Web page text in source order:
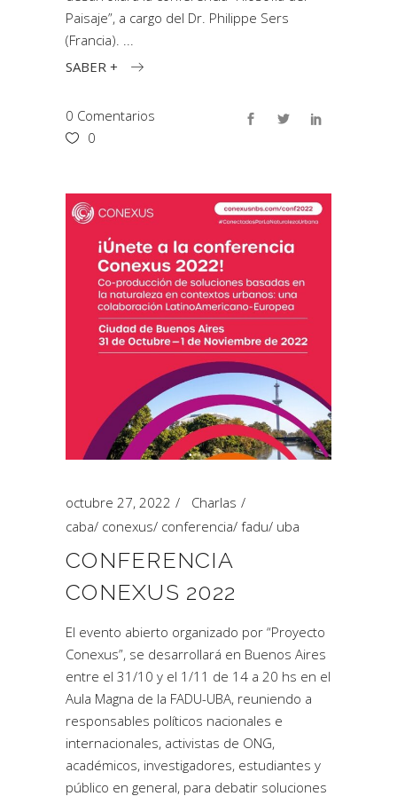
Paisaje”, a cargo del Dr. Philippe Sers
(Francia).
SABER +
0 Comentarios
0
octubre 27, 2022
Charlas
caba/ conexus/ conferencia/ fadu/ uba
CONFERENCIA
CONEXUS 2022
El evento abierto organizado por “Proyecto
Conexus”, se desarrollará en Buenos Aires
entre el 31/10 y el 1/11 de 14 a 20 hs en el
Aula Magna de la FADU-UBA, reuniendo a
responsables políticos nacionales e
internacionales, activistas de ONG,
académicos, investigadores, estudiantes y
público en general, para debatir soluciones